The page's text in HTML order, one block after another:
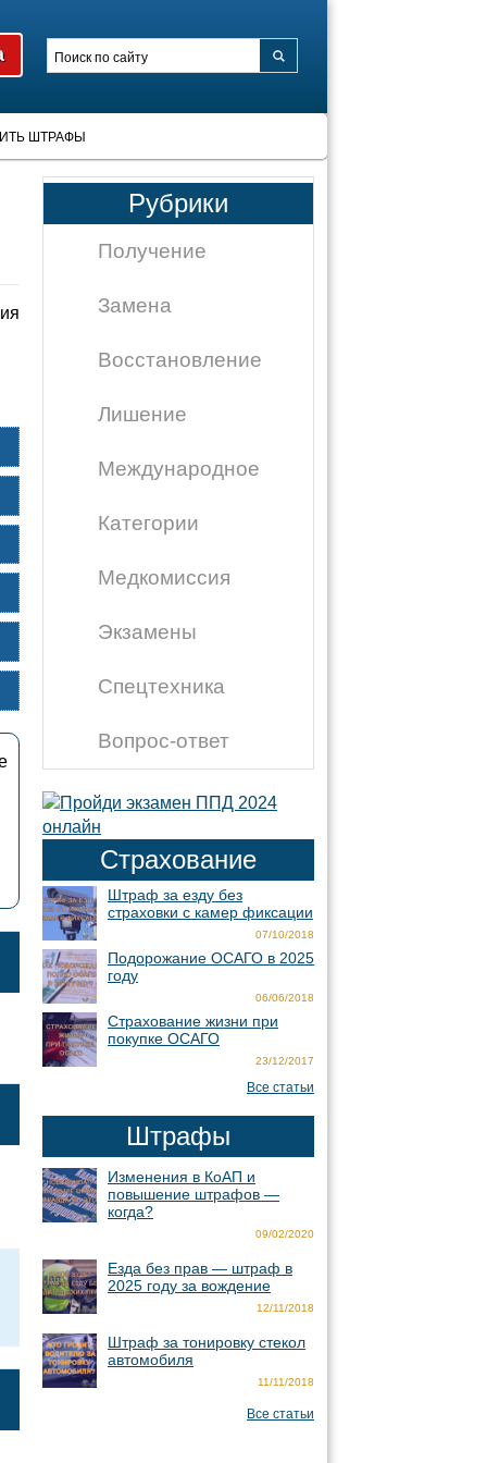
ШТРАФЫ
Рубрики
Получение
Замена
Восстановление
Лишение
Международное
Категории
Медкомиссия
Экзамены
Спецтехника
Вопрос-ответ
Страхование
Штраф за езду без
страховки с камер фиксации
07/10/2018
Подорожание ОСАГО в 2025
году
06/06/2018
Страхование жизни при
покупке ОСАГО
23/12/2017
Все статьи
Штрафы
Изменения в КоАП и
повышение штрафов —
когда?
09/02/2020
Езда без прав — штраф в
2025 году за вождение
12/11/2018
Штраф за тонировку стекол
автомобиля
11/11/2018
Все статьи